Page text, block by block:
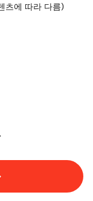
츠에 따라 다름)